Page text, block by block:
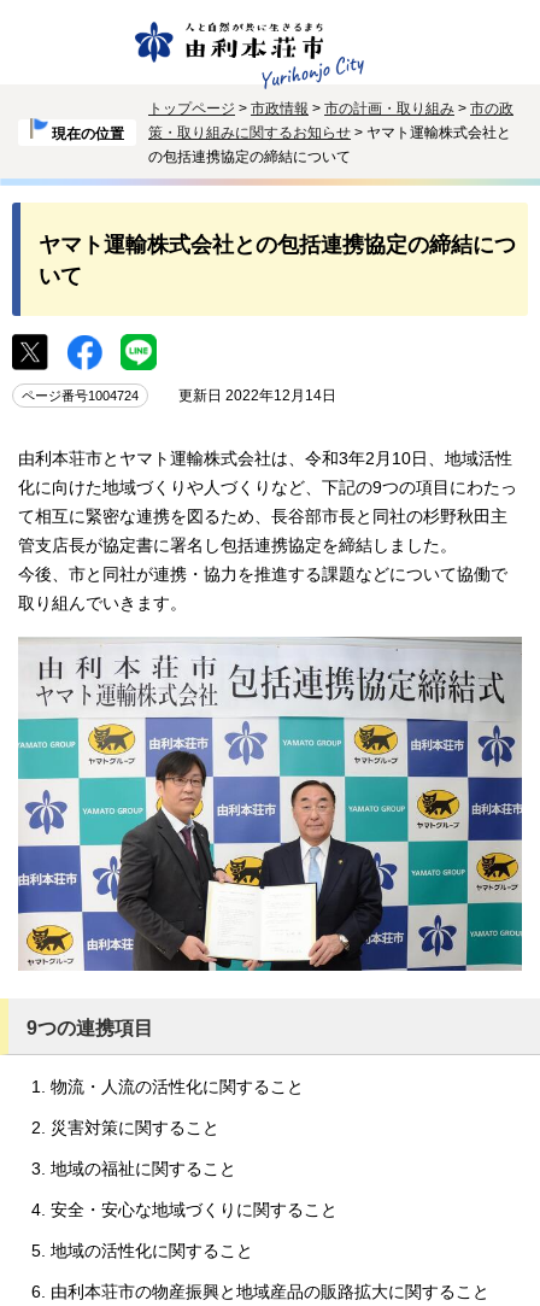
現在の位置
トップページ > 市政情報 > 市の計画・取り組み > 市の政
策・取り組みに関するお知らせ > ヤマト運輸株式会社と
の包括連携協定の締結について
ヤマト運輸株式会社との包括連携協定の締結につ
いて
ページ番号1004724 更新日 2022年12月14日
由利本荘市とヤマト運輸株式会社は、令和3年2月10日、地域活性
化に向けた地域づくりや人づくりなど、下記の9つの項目にわたっ
て相互に緊密な連携を図るため、長谷部市長と同社の杉野秋田主
管支店長が協定書に署名し包括連携協定を締結しました。
今後、市と同社が連携・協力を推進する課題などについて協働で
取り組んでいきます。
9つの連携項目
物流・人流の活性化に関すること
災害対策に関すること
地域の福祉に関すること
安全・安心な地域づくりに関すること
地域の活性化に関すること
由利本荘市の物産振興と地域産品の販路拡大に関すること